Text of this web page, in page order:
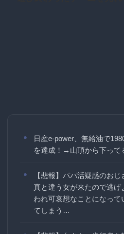
日産e-power、無給油で
を達成！→山頂から下っ
【悲報】パパ活疑惑のお
真と違う女が来たので逃げ
われ可哀想なことになっ
てしまう…